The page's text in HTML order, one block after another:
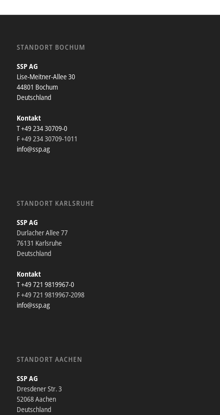
STANDORT BOCHUM
SSP AG
Lise-Meitner-Allee 30
44801 Bochum
Deutschland
Kontakt
T +49 234 30709-0
F +49 234 30709-1011
info@ssp.ag
STANDORT KARLSRUHE
SSP AG
Durlacher Allee 77
76131 Karlsruhe
Deutschland
Kontakt
T +49 721 9819967-0
F +49 721 9819967-2098
info@ssp.ag
STANDORT AACHEN
SSP AG
Dresdener Str. 3
52068 Aachen
Deutschland